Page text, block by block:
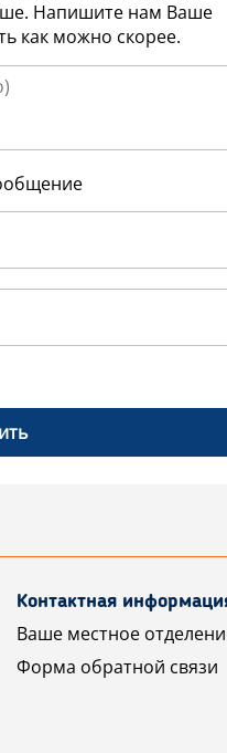
Напишите нам Ваше
как можно скорее.
Контактная
Ваше местное
Форма обратной связи